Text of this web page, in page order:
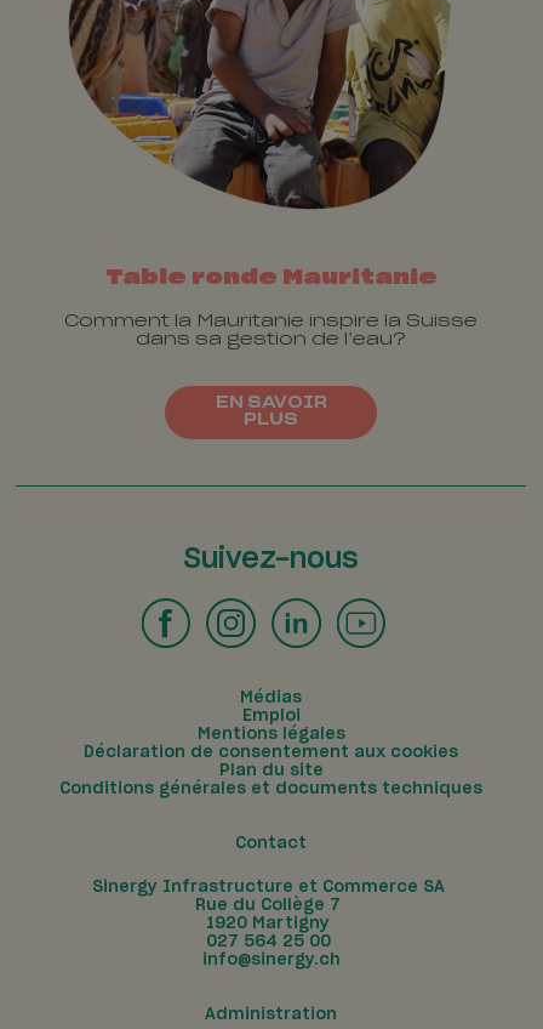
Table ronde Mauritanie
Comment la Mauritanie inspire la Suisse
dans sa gestion de l’eau?
EN SAVOIR
PLUS
Suivez-nous
Contact
Sinergy Infrastructure et Commerce SA
Rue du Collège 7
1920 Martigny
027 564 25 00
info@sinergy.ch
Médias
Emploi
Mentions légales
Déclaration de consentement aux cookies
Plan du site
Conditions générales et documents techniques
Administration